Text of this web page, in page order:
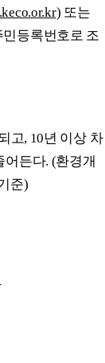
) 또는
등록번호로 조
고, 10년 이상 차
어든다. (환경개
준)